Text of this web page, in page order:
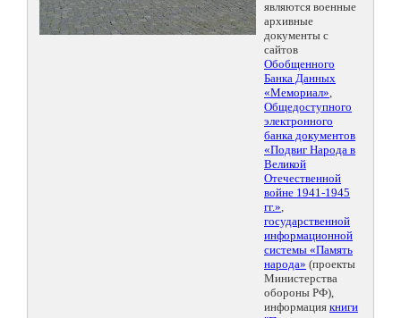
являются военные
архивные
документы с
сайтов
Обобщенного
Банка Данных
«Мемориал»,
Общедоступного
электронного
банка документов
«Подвиг Народа в
Великой
Отечественной
войне 1941-1945
гг.»,
государственной
информационной
системы «Память
народа» (проекты
Министерства
обороны РФ),
информация книги